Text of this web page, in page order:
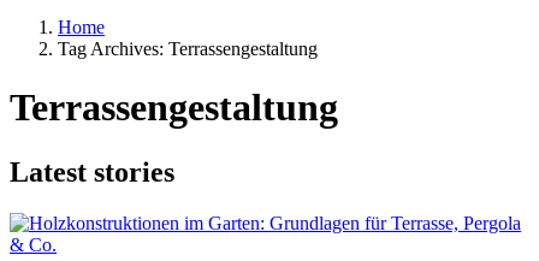
Home
Tag Archives: Terrassengestaltung
Terrassengestaltung
Latest stories